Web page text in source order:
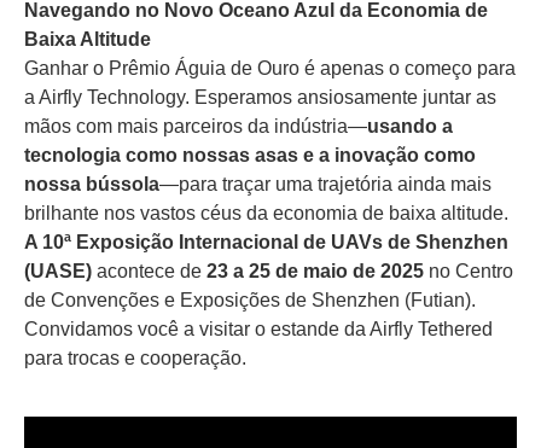
Navegando no Novo Oceano Azul da Economia de
Baixa Altitude
Ganhar o Prêmio Águia de Ouro é apenas o começo para
a Airfly Technology. Esperamos ansiosamente juntar as
mãos com mais parceiros da indústria—usando a
tecnologia como nossas asas e a inovação como
nossa bússola—para traçar uma trajetória ainda mais
brilhante nos vastos céus da economia de baixa altitude.
A 10ª Exposição Internacional de UAVs de Shenzhen
(UASE) acontece de 23 a 25 de maio de 2025 no Centro
de Convenções e Exposições de Shenzhen (Futian).
Convidamos você a visitar o estande da Airfly Tethered
para trocas e cooperação.